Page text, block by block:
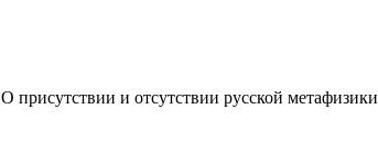
О присутствии и отсутствии русской метафизики